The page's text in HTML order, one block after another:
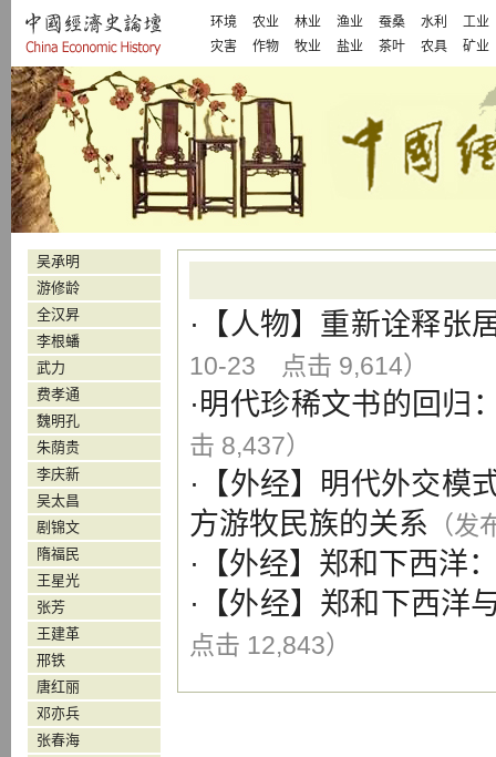
环境 农业 林业 渔业 蚕桑 水利
工业
灾害
作物 牧业 盐业 茶叶 农具 矿业
·【人物】 重新诠释张
10-23 点击 9,614）
·明代珍稀文书的回归
击 8,437）
·【外经】 明代外交模
方游牧民族的关系 （
·【外经】 郑和下西洋
·【外经】 郑和下西洋
点击 12,843）
吴承明
游修龄
全汉昇
李根蟠
武力
费孝通
魏明孔
朱荫贵
李庆新
吴太昌
剧锦文
隋福民
王星光
张芳
王建革
邢铁
唐红丽
邓亦兵
张春海